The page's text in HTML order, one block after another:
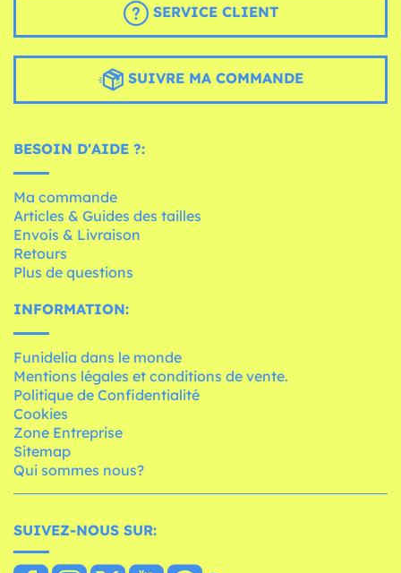
SERVICE CLIENT
SUIVRE MA COMMANDE
BESOIN D'AIDE ?:
Ma commande
Articles & Guides des tailles
Envois & Livraison
Retours
Plus de questions
INFORMATION:
Funidelia dans le monde
Mentions légales et conditions de vente.
Politique de Confidentialité
Cookies
Zone Entreprise
Sitemap
Qui sommes nous?
SUIVEZ-NOUS SUR: